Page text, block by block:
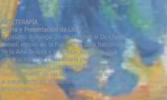
ARTETERAPIA
Charla y Presentación de Libro
El pasado domingo 26 de octubre el Dr. López
Benedí estuvo en la Fundación para hablarnos
de la Arte-Terapia y presentar su último libro
sobre la materia. En la charla participó también
la artista y pianista conquense Celia Guillén
Tena. Se habló de las ventajas del arte aplicado
al tratamiento de alteraciones y bloqueos
emocionales.